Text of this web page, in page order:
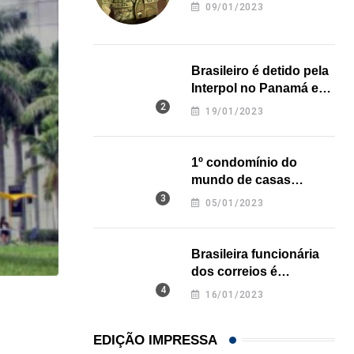
Açaí é reconhecido oficialmente como fruto
09/01/2023
Brasileiro é detido pela
Interpol no Panamá e
pode pegar prisão
19/01/2023
1º condomínio do
mundo de casas
impressas em 3D é
05/01/2023
Brasileira funcionária
dos correios é
assassinada a facadas
16/01/2023
EDIÇÃO IMPRESSA